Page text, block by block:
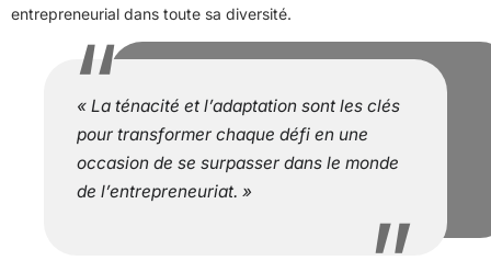
entrepreneurial dans toute sa diversité.
« La ténacité et l’adaptation sont les clés
pour transformer chaque défi en une
occasion de se surpasser dans le monde
de l’entrepreneuriat. »